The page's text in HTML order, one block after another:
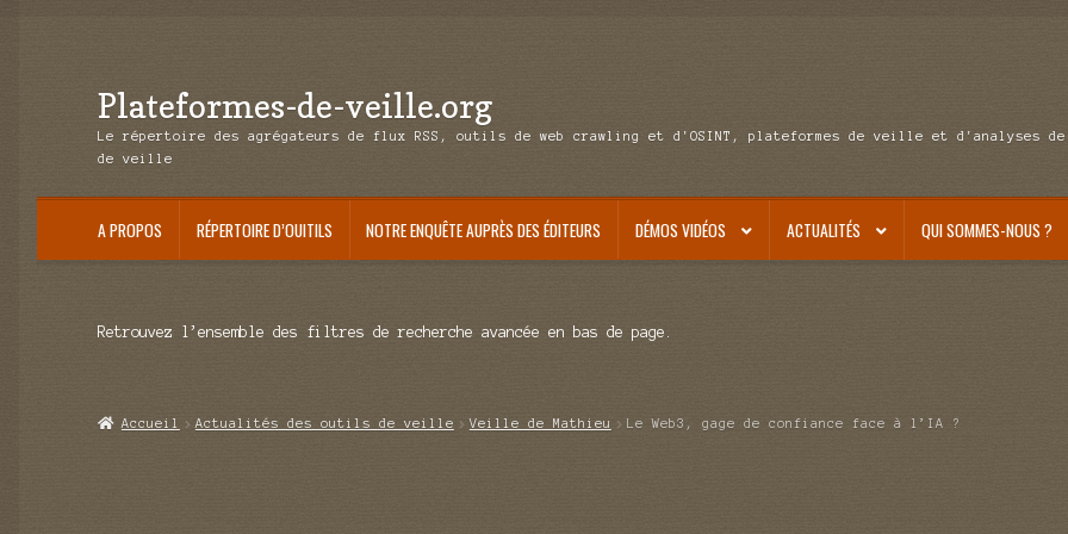
Aller
à
Aller
au
Plateformes-de-veille.org
Le répertoire des agrégateurs de flux RSS, outils de web crawling et d'OSINT, plateformes de veille et d'analyses de
de veille
A PROPOS RÉPERTOIRE D’OUITILS NOTRE ENQUÊTE AUPRÈS DES ÉDITEURS DÉMOS VIDÉOS ACTUALITÉS QUI SOMMES-NOUS ?
Retrouvez l’ensemble des filtres de recherche avancée en bas de page.
Accueil Actualités des outils de veille Veille de Mathieu Le Web3, gage de confiance face à l’IA ?